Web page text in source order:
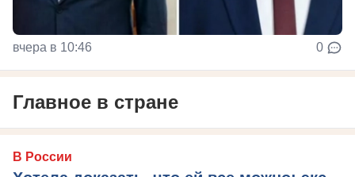
вчера в 10:46 0
Главное в стране
В России